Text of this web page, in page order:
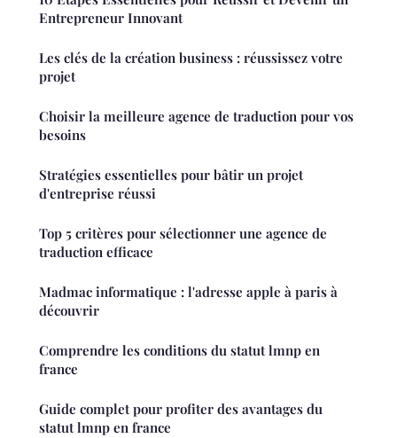
Entrepreneur Innovant
Les clés de la création business : réussissez votre
projet
Choisir la meilleure agence de traduction pour vos
besoins
Stratégies essentielles pour bâtir un projet
d'entreprise réussi
Top 5 critères pour sélectionner une agence de
traduction efficace
Madmac informatique : l'adresse apple à paris à
découvrir
Comprendre les conditions du statut lmnp en
france
Guide complet pour profiter des avantages du
statut lmnp en france